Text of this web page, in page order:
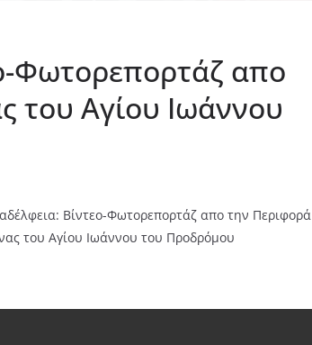
Φωτορεπορτάζ απο
του Αγίου Ιωάννου
Βίντεο-Φωτορεπορτάζ απο την Περιφορά
του Αγίου Ιωάννου του Προδρόμου